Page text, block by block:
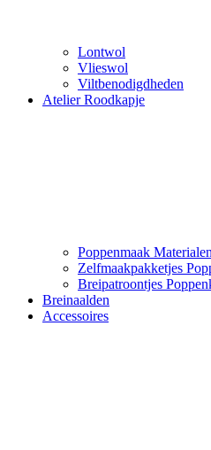
Lontwol
Vlieswol
Viltbenodigdheden
Atelier Roodkapje
Poppenmaak Materialen
Zelfmaakpakketjes
Breipatroontjes
Breinaalden
Accessoires